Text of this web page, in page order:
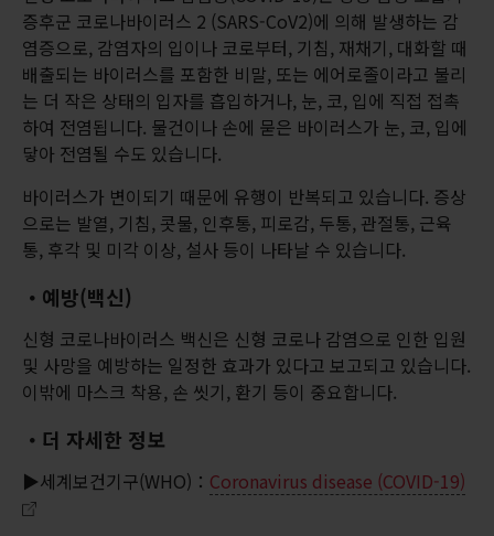
증후군 코로나바이러스 2 (SARS-CoV2)에 의해 발생하는 감
염증으로, 감염자의 입이나 코로부터, 기침, 재채기, 대화할 때
배출되는 바이러스를 포함한 비말, 또는 에어로졸이라고 불리
는 더 작은 상태의 입자를 흡입하거나, 눈, 코, 입에 직접 접촉
하여 전염됩니다. 물건이나 손에 묻은 바이러스가 눈, 코, 입에
닿아 전염될 수도 있습니다.
바이러스가 변이되기 때문에 유행이 반복되고 있습니다. 증상
으로는 발열, 기침, 콧물, 인후통, 피로감, 두통, 관절통, 근육
통, 후각 및 미각 이상, 설사 등이 나타날 수 있습니다.
・예방(백신)
신형 코로나바이러스 백신은 신형 코로나 감염으로 인한 입원
및 사망을 예방하는 일정한 효과가 있다고 보고되고 있습니다.
이밖에 마스크 착용, 손 씻기, 환기 등이 중요합니다.
・더 자세한 정보
▶세계보건기구(WHO)： Coronavirus disease (COVID-19)